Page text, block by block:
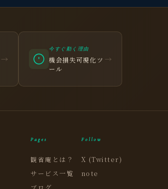
→
今すぐ動く理由
機会損失可視化ツ
ール
→
Pages
観省庵とは？
サービス一覧
Follow
X (Twitter)
note
観
BUSINESS CONSULTING
個人事業主・経営者・マーケターの方へ。
売上・集客・ブランドの悩みをお聞きします。
❤️ ファンを増やしたい
🧭 個人コーチングとは？